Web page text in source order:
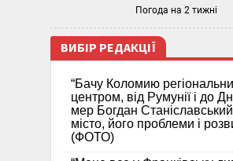
Погода на 2 тижні
ВИБІР РЕДАКЦІЇ
“Бачу Коломию
центром, від Румунії і до
мер Богдан
місто, його проблеми і
(ФОТО)